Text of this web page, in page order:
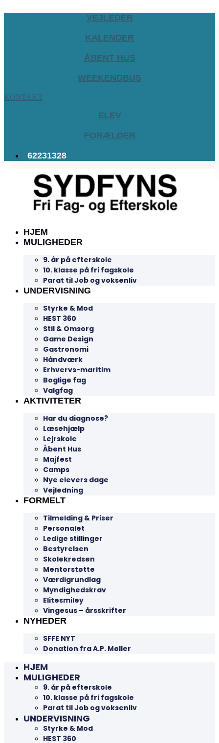
VEJLEDER
KALENDER
ÅBENT HUS
WEEKENDBUS
KONTAKT
ELEV
FORÆLDER
62231328
HJEM
MULIGHEDER
9. år på efterskole
10. klasse på fri fagskole
Parat til Job og voksenliv
UNDERVISNING
Styrke & Mod
HEST 360
Stil & Omsorg
Game Design
Gastronomi
Håndværk
Erhvervs-maritim
Boglige fag
Valgfag
AKTIVITETER
Har du diagnose?
Læsehjælp
Lejrskole
Åbent Hus
Majfest
Camps
Nye elevers dage
Vejledning
FORMELT
Tilmelding & Priser
Personalet
Ledige stillinger
Bestyrelsen
Skolekredsen
Mentorstøtte
Værdigrundlag
Myndighedskrav
Elitesmiley
Vingesus – årsskrifter
NYHEDER
SFFE NYT
Donation fra A.P. Møller
HJEM
MULIGHEDER
9. år på efterskole
10. klasse på fri fagskole
Parat til Job og voksenliv
UNDERVISNING
Styrke & Mod
HEST 360